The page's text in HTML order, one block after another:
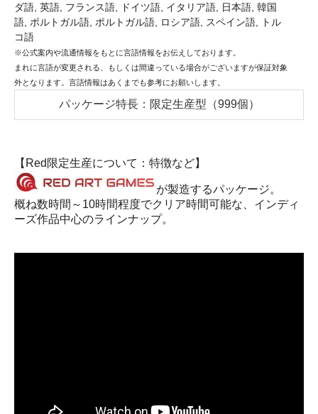
ダ語, 英語, フランス語, ドイツ語, イタリア語, 日本語, 韓国
語, ポルトガル語, ポルトガル語, ロシア語, スペイン語, トル
コ語
※公式案内や流通情報をもとに言語情報をお伝えしております。
まれに言語が変更される、もしくは間違っている場合がございますが保証対象
外となります。言語情報はあくまでも参考にお願いします。
パッケージ特長：限定生産型（999個）
【Red限定生産について：特徴など】
が製造するパッケージ。
概ね数時間～10時間程度でクリア時間可能な、インディ
ーズ作品中心のラインナップ。